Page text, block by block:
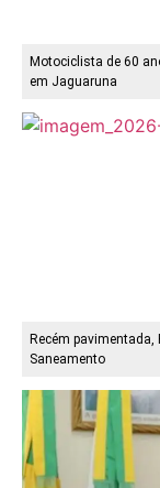
Motociclista de 60
em Jaguaruna
Recém
Saneamento